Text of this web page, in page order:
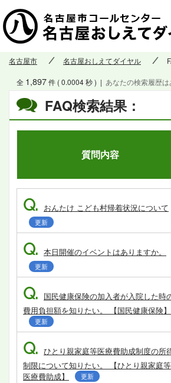
名古屋市 名古屋おしえてダイヤル
FAQ検索結果：
全 1,897件 ( 0.0004 秒 ) | あなたの検索履歴
質問内容
Q. おんたけ こども村帰着状況について
更新
Q. 本日開催のイベントはありますか。
更新
Q. 国民健康保険の加入者が入院した時
費用負担額を知りたい。 【国民健康保険】
更新
Q. ひとり親家庭等医療費助成制度の所
制限について知りたい。 【ひとり親家庭等
医療費助成】
更新